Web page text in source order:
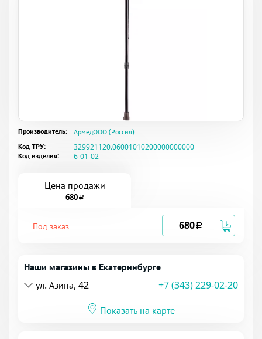
Производитель:
АрмедООО (Россия)
Код ТРУ:
329921120.06001010200000000000
Код изделия:
6-01-02
Цена продажи
680a
Под заказ 680a
Наши магазины в Екатеринбурге
ул. Азина, 42
+7 (343) 229-02-20
Показать на карте